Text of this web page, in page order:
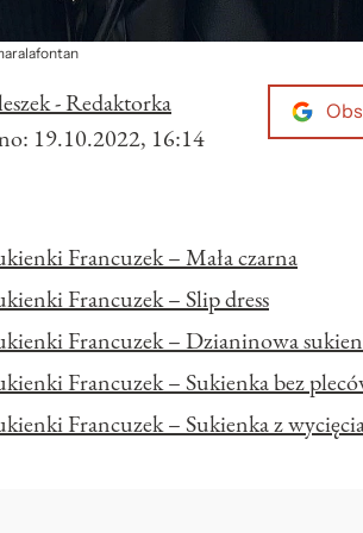
- Redaktorka
19.10.2022, 16:14
Francuzek – Mała czarna
Francuzek – Slip dress
Francuzek – Dzianinowa
Francuzek – Sukienka bez
Francuzek – Sukienka z